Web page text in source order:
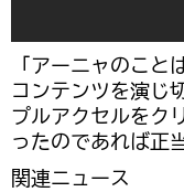
「アーニャのこ
コンテンツを演じ
プルアクセルをク
ったのであれば正
関連ニュース